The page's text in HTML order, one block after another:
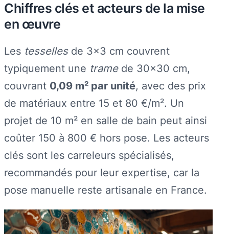
Chiffres clés et acteurs de la mise
en œuvre
Les tessellesde 3×3 cm couvrent
typiquement une tramede 30×30 cm,
couvrant 0,09 m² par unité, avec des prix
de matériaux entre 15 et 80 €/m². Un
projet de 10 m² en salle de bain peut ainsi
coûter 150 à 800 € hors pose. Les acteurs
clés sont les carreleurs spécialisés,
recommandés pour leur expertise, car la
pose manuelle reste artisanale en France.